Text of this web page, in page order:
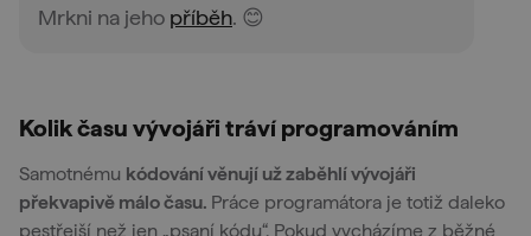
Mrkni na jeho příběh. 😊
Kolik času vývojáři tráví programováním
Samotnému kódování věnují už zaběhlí vývojáři
překvapivě málo času. Práce programátora je totiž daleko
pestřejší než jen „psaní kódu“. Pokud vycházíme z běžné